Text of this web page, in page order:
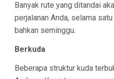
Banyak rute yang ditandai
perjalanan Anda, selama
bahkan seminggu.
Berkuda
Beberapa struktur kuda